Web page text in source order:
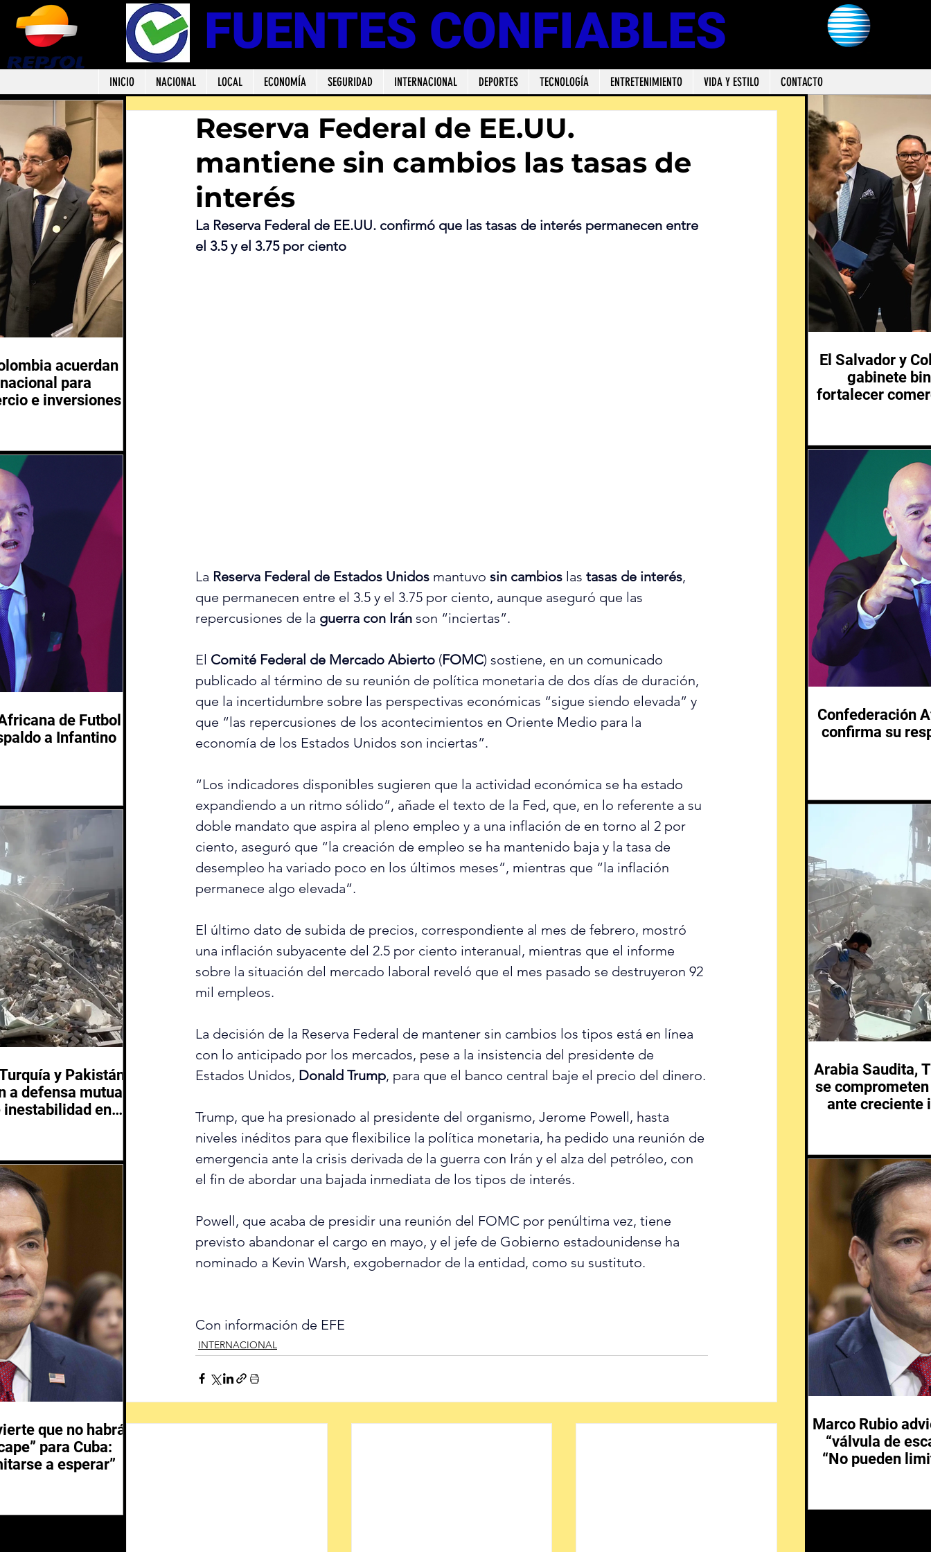
FUENTES CONFIABLES
INICIO NACIONAL LOCAL ECONOMÍA SEGURIDAD INTERNACIONAL DEPORTES TECNOLOGÍA ENTRETENIMIENTO VIDA Y ESTILO CONTACTO
Reserva Federal de EE.UU.
mantiene sin cambios las tasas de
interés
La Reserva Federal de EE.UU. confirmó que las tasas de interés permanecen entre
el 3.5 y el 3.75 por ciento
La Reserva Federal de Estados Unidos mantuvo sin cambios las tasas de interés,
que permanecen entre el 3.5 y el 3.75 por ciento, aunque aseguró que las
repercusiones de la guerra con Irán son “inciertas”.
El Comité Federal de Mercado Abierto (FOMC) sostiene, en un comunicado
publicado al término de su reunión de política monetaria de dos días de duración,
que la incertidumbre sobre las perspectivas económicas “sigue siendo elevada” y
que “las repercusiones de los acontecimientos en Oriente Medio para la
economía de los Estados Unidos son inciertas”.
“Los indicadores disponibles sugieren que la actividad económica se ha estado
expandiendo a un ritmo sólido”, añade el texto de la Fed, que, en lo referente a su
doble mandato que aspira al pleno empleo y a una inflación de en torno al 2 por
ciento, aseguró que “la creación de empleo se ha mantenido baja y la tasa de
desempleo ha variado poco en los últimos meses”, mientras que “la inflación
permanece algo elevada”.
El último dato de subida de precios, correspondiente al mes de febrero, mostró
una inflación subyacente del 2.5 por ciento interanual, mientras que el informe
sobre la situación del mercado laboral reveló que el mes pasado se destruyeron 92
mil empleos.
La decisión de la Reserva Federal de mantener sin cambios los tipos está en línea
con lo anticipado por los mercados, pese a la insistencia del presidente de
Estados Unidos, Donald Trump, para que el banco central baje el precio del dinero.
Trump, que ha presionado al presidente del organismo, Jerome Powell, hasta
niveles inéditos para que flexibilice la política monetaria, ha pedido una reunión de
emergencia ante la crisis derivada de la guerra con Irán y el alza del petróleo, con
el fin de abordar una bajada inmediata de los tipos de interés.
Powell, que acaba de presidir una reunión del FOMC por penúltima vez, tiene
previsto abandonar el cargo en mayo, y el jefe de Gobierno estadounidense ha
nominado a Kevin Warsh, exgobernador de la entidad, como su sustituto.
Con información de EFE
INTERNACIONAL
acuerdan
para
e inversiones
de Futbol
a Infantino
y Pakistán
a defensa mutua
en
que no habrá
para Cuba:
a esperar”
El Salvador y
gabinete
fortalecer
Confederación
confirma su
Arabia Saudita,
se
ante creciente
Marco Rubio
“válvula de
“No pueden